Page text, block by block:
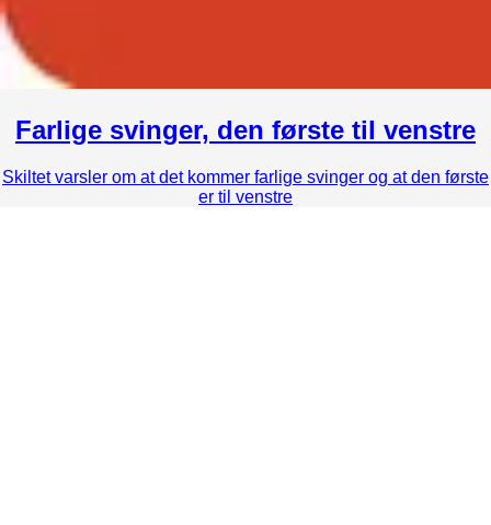
Farlige svinger, den første til venstre
Skiltet varsler om at det kommer farlige svinger og at den første
er til venstre